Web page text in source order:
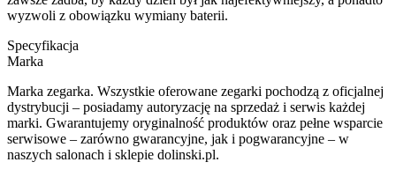
wyzwoli z obowiązku wymiany baterii.
Specyfikacja
Marka
Marka zegarka. Wszystkie oferowane zegarki pochodzą z oficjalnej
dystrybucji – posiadamy autoryzację na sprzedaż i serwis każdej
marki. Gwarantujemy oryginalność produktów oraz pełne wsparcie
serwisowe – zarówno gwarancyjne, jak i pogwarancyjne – w
naszych salonach i sklepie dolinski.pl.